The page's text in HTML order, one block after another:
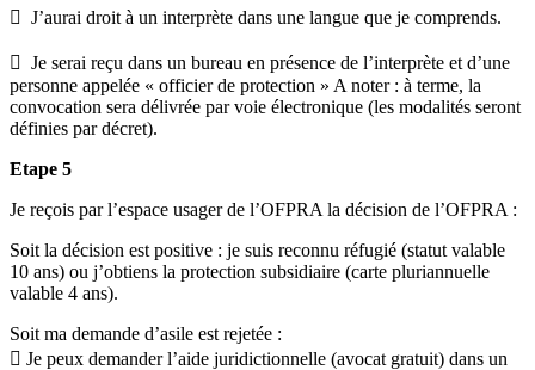
 J’aurai droit à un interprète dans une langue que je comprends.
 Je serai reçu dans un bureau en présence de l’interprète et d’une
personne appelée « officier de protection » A noter : à terme, la
convocation sera délivrée par voie électronique (les modalités seront
définies par décret).
Etape 5
Je reçois par l’espace usager de l’OFPRA la décision de l’OFPRA :
Soit la décision est positive : je suis reconnu réfugié (statut valable
10 ans) ou j’obtiens la protection subsidiaire (carte pluriannuelle
valable 4 ans).
Soit ma demande d’asile est rejetée :
 Je peux demander l’aide juridictionnelle (avocat gratuit) dans un